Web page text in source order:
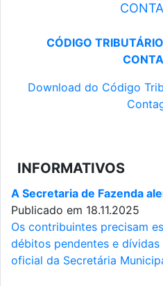
CÓDIGO
Download do Código
INFORMATIVOS
A Secretaria de Fazenda
Publicado em 18.11.2025
Os contribuintes precisam
débitos pendentes e
oficial da Secretária